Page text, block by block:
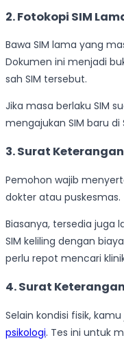
2. Fotokopi SIM
Bawa SIM lama yang
Dokumen ini menjadi
sah SIM tersebut.
Jika masa berlaku SIM
mengajukan SIM baru di
3. Surat
Pemohon wajib
dokter atau puskesmas.
Biasanya, tersedia juga
SIM keliling dengan
perlu repot mencari
4. Surat
Selain kondisi fisik,
psikologi. Tes ini untuk